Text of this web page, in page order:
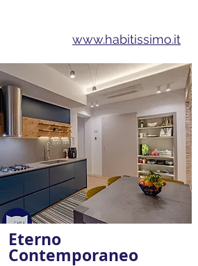
www.habitissimo.it
Eterno
Contemporaneo